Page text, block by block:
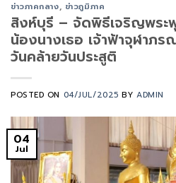
ข่าวภาคกลาง, ข่าวภูมิภาค
สิงห์บุรี – จัดพิธีเจริญพระ
น้องนางเธอ เจ้าฟ้าจุฬาภ
วันคล้ายวันประสูติ
POSTED ON 04/JUL/2025 BYADMIN
04
Jul